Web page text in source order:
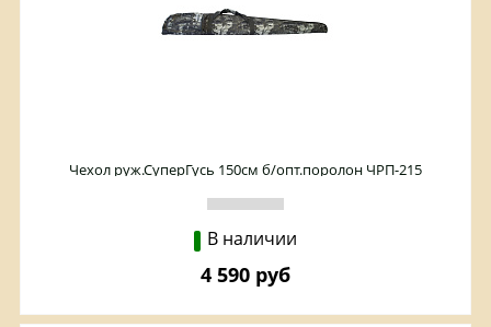
Чехол руж.СуперГусь 150см б/опт.поролон ЧРП-215
В наличии
4 590 руб